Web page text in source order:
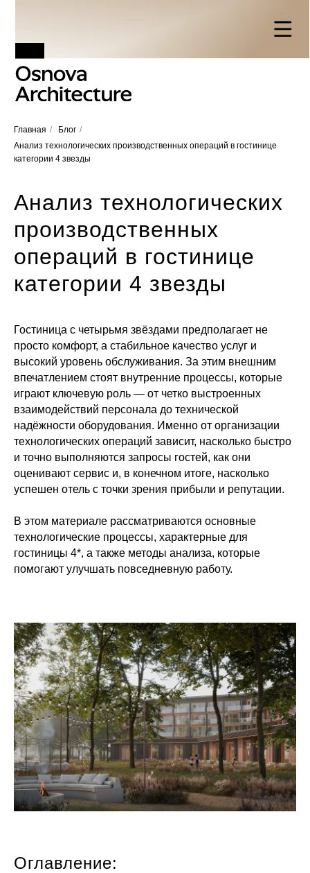
Главная / Блог /
Анализ технологических производственных операций в гостинице
категории 4 звезды
Анализ технологических
производственных
операций в гостинице
категории 4 звезды
Гостиница с четырьмя звёздами предполагает не
просто комфорт, а стабильное качество услуг и
высокий уровень обслуживания. За этим внешним
впечатлением стоят внутренние процессы, которые
играют ключевую роль — от четко выстроенных
взаимодействий персонала до технической
надёжности оборудования. Именно от организации
технологических операций зависит, насколько быстро
и точно выполняются запросы гостей, как они
оценивают сервис и, в конечном итоге, насколько
успешен отель с точки зрения прибыли и репутации.
В этом материале рассматриваются основные
технологические процессы, характерные для
гостиницы 4*, а также методы анализа, которые
помогают улучшать повседневную работу.
Оглавление: